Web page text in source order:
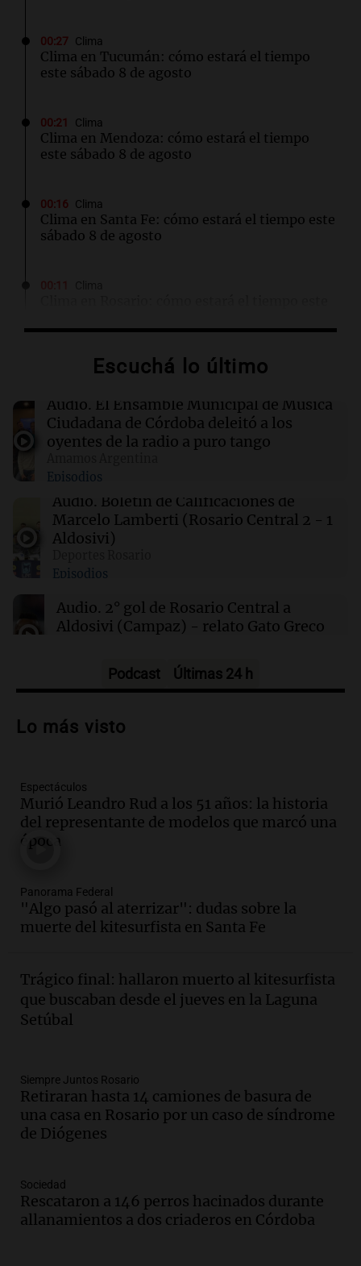
00:27 Clima
Clima en Tucumán: cómo estará el tiempo
este sábado 8 de agosto
00:21 Clima
Clima en Mendoza: cómo estará el tiempo
este sábado 8 de agosto
00:16 Clima
Clima en Santa Fe: cómo estará el tiempo este
sábado 8 de agosto
La Cadena del Gol
Estudiantes de Río Cuarto y escala posiciones
en su zona
Clima en CABA: cómo estará el tiempo este
sábado 8 de agosto
00:00 Clima
sábado 8 de agosto
Escuchá lo último
Audio. El Ensamble Municipal de Música
Ciudadana de Córdoba deleitó a los
oyentes de la radio a puro tango
Episodios
Audio. Boletín de Calificaciones de
Marcelo Lamberti (Rosario Central 2 - 1
Aldosivi)
Episodios
Audio. 2° gol de Rosario Central a
Aldosivi (Campaz) - relato Gato Greco
Audio.Nuevo desarrollo urbano y casa
en Villa María
Audio.
la Bulaya abrirá sus puertas mañana con
diversas actividades y sorpresas
Panorama Federal
edificios y proyecta una casa del
estudiante con 48 municipios
involucrados
Episodios
Audio.1° gol de Rosario Central a
Aldosivi (Zalazar en contra) - relato
Gato Greco
Audio.Recomendaciones de vino
bonarda para disfrutar el fin de semana
en Mendoza
Panorama Federal
Audio.
en la Sociedad Rural de Bulaya con
actividades para toda la familia
Podcast Últimas 24 h
Lo más visto
Espectáculos
Murió Leandro Rud a los 51 años: la historia
del representante de modelos que marcó una
época
Panorama Federal
"Algo pasó al aterrizar": dudas sobre la
muerte del kitesurfista en Santa Fe
Trágico final: hallaron muerto al kitesurfista
que buscaban desde el jueves en la Laguna
Setúbal
Siempre Juntos Rosario
Retiraran hasta 14 camiones de basura de
una casa en Rosario por un caso de síndrome
de Diógenes
Sociedad
Rescataron a 146 perros hacinados durante
allanamientos a dos criaderos en Córdoba